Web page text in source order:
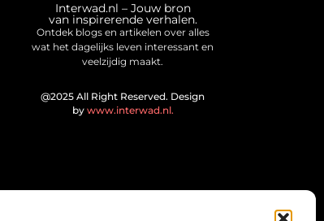
Interwad.nl – Jouw bron
van inspirerende verhalen.
Ontdek blogs en artikelen over alles
wat het dagelijks leven interessant en
veelzijdig maakt.
@2025 All Right Reserved. Design
by www.interwad.nl.